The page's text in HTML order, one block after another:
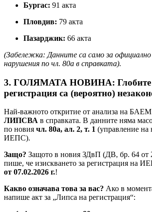
Бургас: 91 акта
Пловдив: 79 акта
Пазарджик: 66 акта
(Забележка: Данните са само за
нарушения по чл. 80а в справката).
3. ГОЛЯМАТА НОВИНА: Глобите
регистрация са (вероятно)
Най-важното откритие от анализа на БАЕМ
ЛИПСВА в справката. В данните няма
по новия чл. 80а, ал. 2, т. 1 (управление на
ИЕПС).
Защо? Защото в новия ЗДвП (ДВ, бр. 64 от
пише, че изискването за регистрация на
от 07.02.2026 г.!
Какво означава това за вас? Ако в
напише акт за „Липса на регистрация“: